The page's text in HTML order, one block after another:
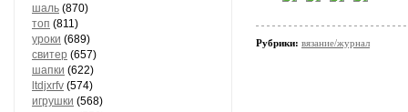
шаль (870)
топ (811)
уроки (689)
свитер (657)
шапки (622)
ltdjxrfv (574)
игрушки (568)
Рубрики: вязание/журнал